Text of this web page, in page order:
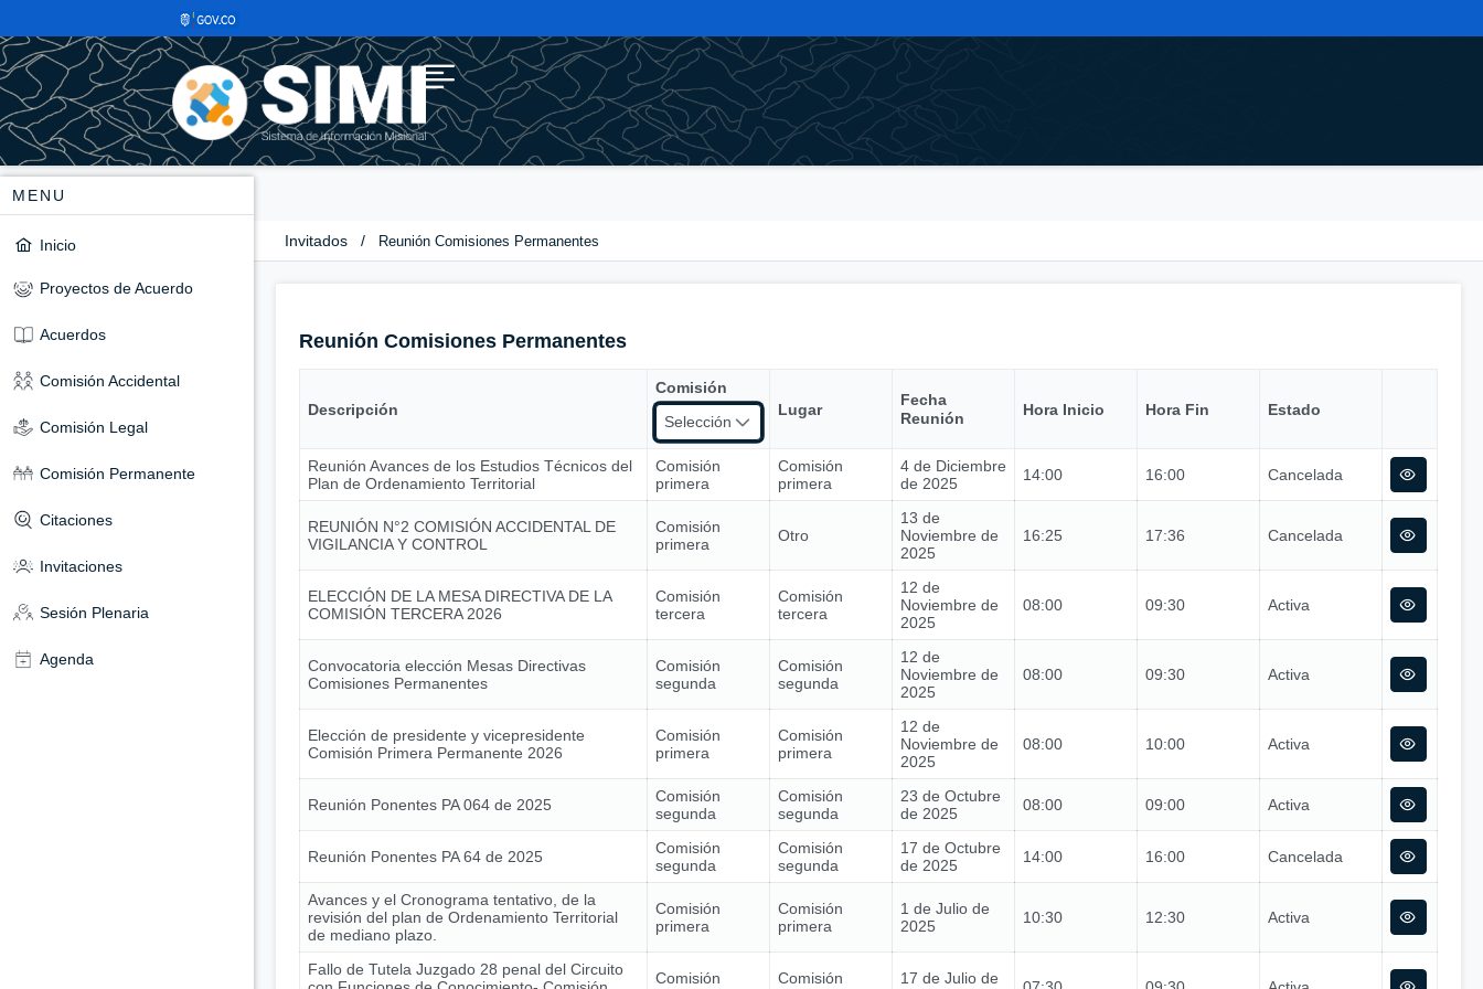
MENU
Inicio
Proyectos de Acuerdo
Acuerdos
Comisión Accidental
Comisión Legal
Comisión Permanente
Citaciones
Invitaciones
Sesión Plenaria
Agenda
Invitados / Reunión Comisiones Permanentes
Reunión Comisiones Permanentes
Descripción
Comisión
Selección
Lugar
Fecha
Reunión
Hora Inicio Hora Fin Estado
Reunión Avances de los Estudios Técnicos del
Plan de Ordenamiento Territorial
Comisión
primera
Comisión
primera
4 de Diciembre
de 2025
14:00 16:00 Cancelada
REUNIÓN N°2 COMISIÓN ACCIDENTAL DE
VIGILANCIA Y CONTROL
Comisión
primera
Otro
13 de
Noviembre de
2025
16:25 17:36 Cancelada
ELECCIÓN DE LA MESA DIRECTIVA DE LA
COMISIÓN TERCERA 2026
Comisión
tercera
Comisión
tercera
12 de
Noviembre de
2025
08:00 09:30 Activa
Convocatoria elección Mesas Directivas
Comisiones Permanentes
Comisión
segunda
Comisión
segunda
12 de
Noviembre de
2025
08:00 09:30 Activa
Elección de presidente y vicepresidente
Comisión Primera Permanente 2026
Comisión
primera
Comisión
primera
12 de
Noviembre de
2025
08:00 10:00 Activa
Reunión Ponentes PA 064 de 2025
Comisión
segunda
Comisión
segunda
23 de Octubre
de 2025
08:00 09:00 Activa
Reunión Ponentes PA 64 de 2025
Comisión
segunda
Comisión
segunda
17 de Octubre
de 2025
14:00 16:00 Cancelada
Avances y el Cronograma tentativo, de la
revisión del plan de Ordenamiento Territorial
de mediano plazo.
Comisión
primera
Comisión
primera
1 de Julio de
2025
10:30 12:30 Activa
Fallo de Tutela Juzgado 28 penal del Circuito
Comisión
Comisión
17 de Julio de